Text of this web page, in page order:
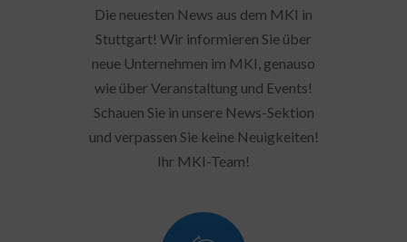
Die neuesten News aus dem MKI in
Stuttgart! Wir informieren Sie über
neue Unternehmen im MKI, genauso
wie über Veranstaltung und Events!
Schauen Sie in unsere News-Sektion
und verpassen Sie keine Neuigkeiten!
Ihr MKI-Team!